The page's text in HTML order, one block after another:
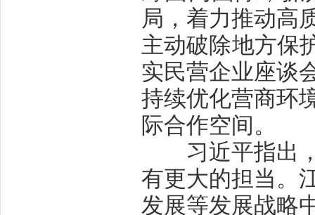
局，着力推动高
主动破除地方保
实民营企业座谈
持续优化营商环
际合作空间。
习近平指出，
有更大的担当。
发展等发展战略